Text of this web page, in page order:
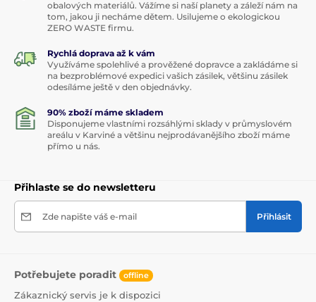
obalových materiálů. Vážíme si naší planety a záleží nám na
tom, jakou ji necháme dětem. Usilujeme o ekologickou
ZERO WASTE firmu.
Rychlá doprava až k vám
Využíváme spolehlivé a prověžené dopravce a zakládáme si
na bezproblémové expedici vašich zásilek, většinu zásilek
odesíláme ještě v den objednávky.
90% zboží máme skladem
Disponujeme vlastními rozsáhlými sklady v průmyslovém
areálu v Karviné a většinu nejprodávanějšího zboží máme
přímo u nás.
Přihlaste se do newsletteru
Zde napište váš e-mail Přihlásit
Potřebujete poradit offline
Zákaznický servis je k dispozici